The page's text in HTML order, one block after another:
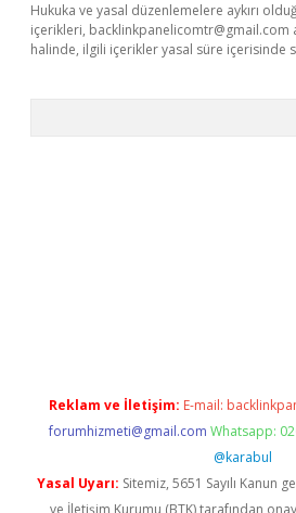
Hukuka ve yasal düzenlemelere aykırı
içerikleri, backlinkpanelicomtr@gmail.com
halinde, ilgili içerikler yasal süre içerisinde
Reklam ve İletişim: E-mail:
forumhizmeti@gmail.com Whatsapp:
@karabul
Yasal Uyarı: Sitemiz, 5651 Sayılı Kanun
ve İletişim Kurumu (BTK) tarafından